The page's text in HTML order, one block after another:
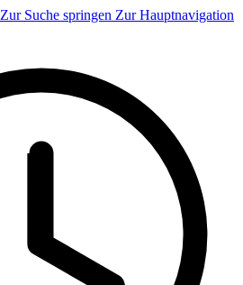
Zur Suche springen Zur Hauptnavigation